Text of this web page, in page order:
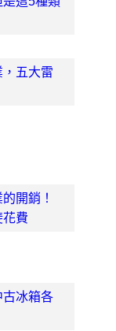
五大雷
開銷！
費
冰箱各